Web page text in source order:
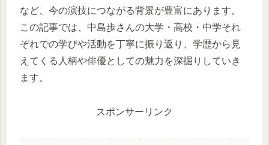
など、今の演技につながる背景が豊富にあります。
この記事では、中島歩さんの大学・高校・中学それ
ぞれでの学びや活動を丁寧に振り返り、学歴から見
えてくる人柄や俳優としての魅力を深掘りしていき
ます。
スポンサーリンク